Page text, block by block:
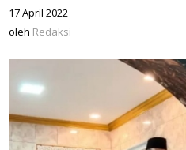
17 April 2022
oleh Redaksi